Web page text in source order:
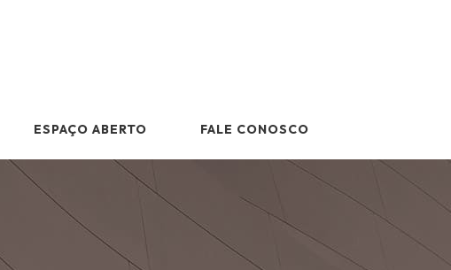
ESPAÇO ABERTO FALE CONOSCO